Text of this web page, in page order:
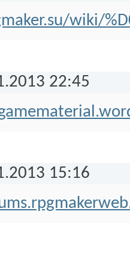
wiki/
22:45
15:16